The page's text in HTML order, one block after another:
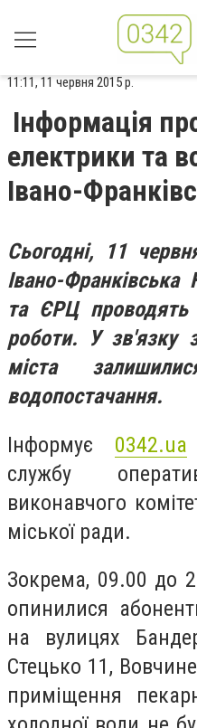
11:11, 11 червня 2015 р.
Інформація
електрики та
Івано-
Сьогодні, 11
Івано-
та ЄРЦ проводять
роботи. У зв'язку
міста
водопостачання.
Інформує 0342.ua
службу
виконавчого
міської ради.
Зокрема, 09.00 до
опинилися
на вулицях
Стецько 11,
приміщення